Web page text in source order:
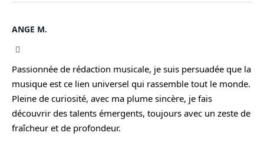
ANGE M.
Passionnée de rédaction musicale, je suis persuadée que la
musique est ce lien universel qui rassemble tout le monde.
Pleine de curiosité, avec ma plume sincère, je fais
découvrir des talents émergents, toujours avec un zeste de
fraîcheur et de profondeur.